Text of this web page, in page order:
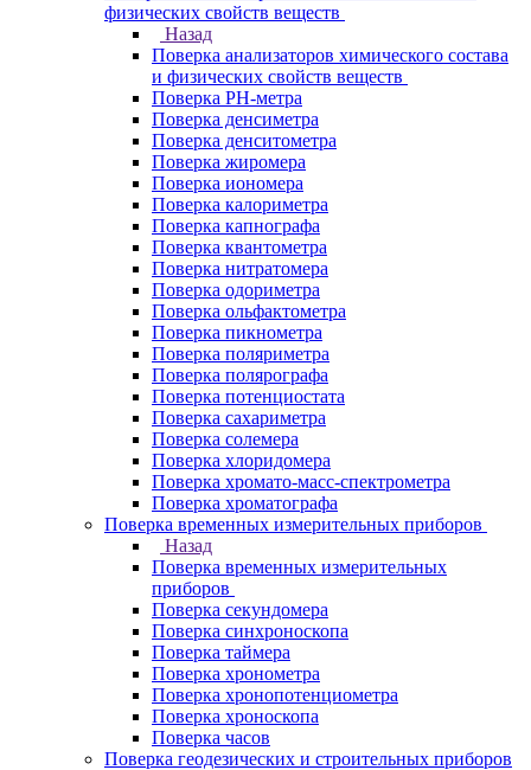
физических свойств веществ
Назад
Поверка анализаторов химического состава
и физических свойств веществ
Поверка PH-метра
Поверка денсиметра
Поверка денситометра
Поверка жиромера
Поверка иономера
Поверка калориметра
Поверка капнографа
Поверка квантометра
Поверка нитратомера
Поверка одориметра
Поверка ольфактометра
Поверка пикнометра
Поверка поляриметра
Поверка полярографа
Поверка потенциостата
Поверка сахариметра
Поверка солемера
Поверка хлоридомера
Поверка хромато-масс-спектрометра
Поверка хроматографа
Поверка временных измерительных приборов
Назад
Поверка временных измерительных
приборов
Поверка секундомера
Поверка синхроноскопа
Поверка таймера
Поверка хронометра
Поверка хронопотенциометра
Поверка хроноскопа
Поверка часов
Поверка геодезических и строительных приборов